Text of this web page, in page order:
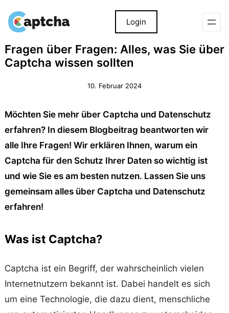
Inhalt
springen
Inhalt
springen
Login
Fragen über Fragen: Alles, was Sie über
Captcha wissen sollten
10. Februar 2024
Möchten Sie mehr über Captcha und Datenschutz
erfahren? In diesem Blogbeitrag beantworten wir
alle Ihre Fragen! Wir erklären Ihnen, warum ein
Captcha für den Schutz Ihrer Daten so wichtig ist
und wie Sie es am besten nutzen. Lassen Sie uns
gemeinsam alles über Captcha und Datenschutz
erfahren!
Was ist Captcha?
Captcha ist ein Begriff, der wahrscheinlich vielen
Internetnutzern bekannt ist. Dabei handelt es sich
um eine Technologie, die dazu dient, menschliche